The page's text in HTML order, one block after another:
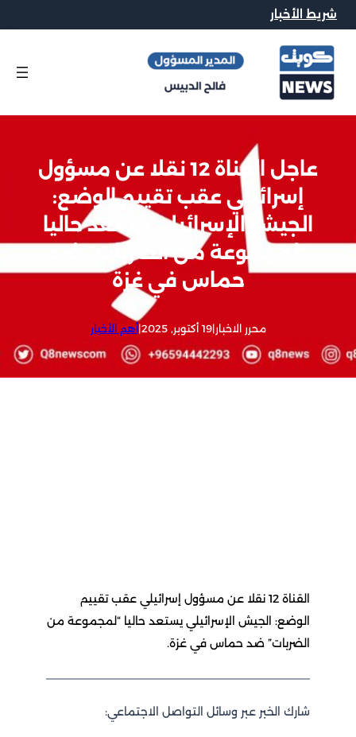
شريط الأخبار
عاجل القناة 12 نقلا عن مسؤول
إسرائيلي عقب تقييم الوضع:
الجيش الإسرائيلي يستعد حاليا
“لمجموعة من الضربات” ضد
حماس في غزة
محرر الاخبار|19 أكتوبر, 2025 |أهم الأخبار
القناة 12 نقلا عن مسؤول إسرائيلي عقب تقييم
الوضع: الجيش الإسرائيلي يستعد حاليا “لمجموعة من
الضربات” ضد حماس في غزة.
شارك الخبر عبر وسائل التواصل الاجتماعي: